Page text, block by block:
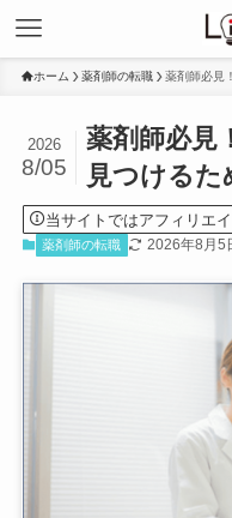
ホーム 薬剤師の転職 薬剤師必見
薬剤師必見
見つけるた
2026
8/05
当サイトではアフィリエ
薬剤師の転職 2026年8月5